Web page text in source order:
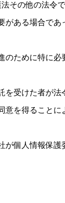
その他の法令
がある場合で
ために特に
を受けた者が
を得ること
個人情報保護